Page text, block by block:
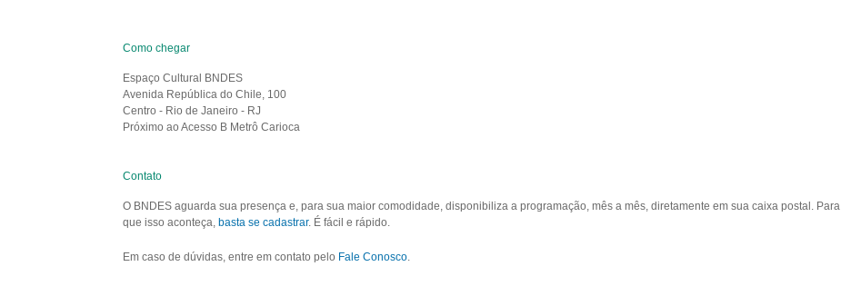
Como chegar
Espaço Cultural BNDES
Avenida República do Chile, 100
Centro - Rio de Janeiro - RJ
Próximo ao Acesso B Metrô Carioca
Contato
O BNDES aguarda sua presença e, para sua maior comodidade, disponibiliza a programação, mês a mês, diretamente em sua caixa postal. Para
que isso aconteça, basta se cadastrar. É fácil e rápido.
Em caso de dúvidas, entre em contato pelo Fale Conosco.